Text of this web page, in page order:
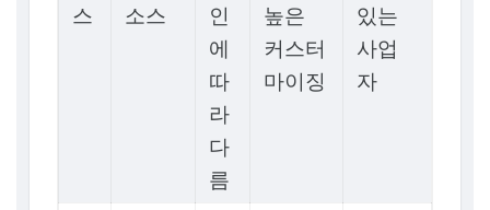
스
소스
인
에
따
라
다
름
높은
커스터
마이징
있는
사업
자